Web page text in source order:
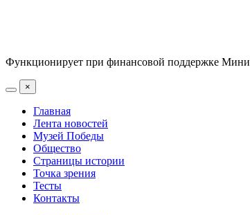
Функционирует при финансовой поддержке
×
Главная
Лента новостей
Музей Победы
Общество
Страницы истории
Точка зрения
Тесты
Контакты